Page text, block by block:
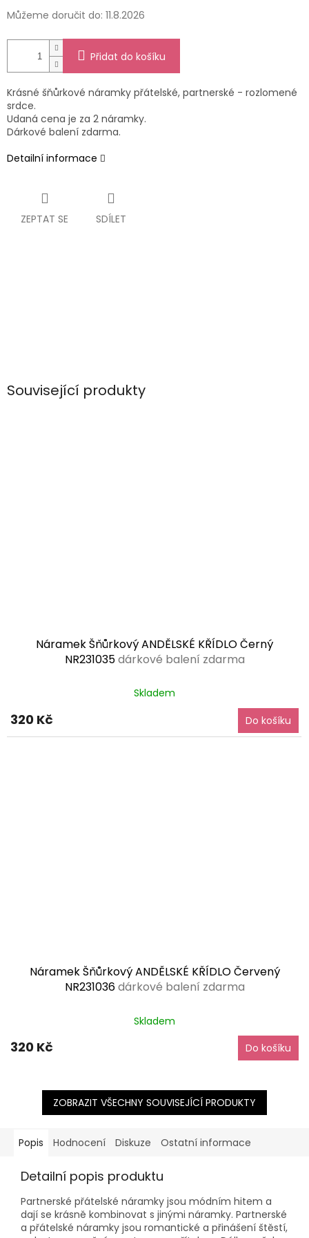
Můžeme doručit do: 11.8.2026
Přidat do košíku
Krásné šňůrkové náramky přátelské, partnerské - rozlomené
srdce.
Udaná cena je za 2 náramky.
Dárkové balení zdarma.
Detailní informace
ZEPTAT SE SDÍLET
Související produkty
Náramek Šňůrkový ANDĚLSKÉ KŘÍDLO Černý
NR231035dárkové balení zdarma
hodnocení
5,0
Skladem
320 Kč Do košíku
Náramek Šňůrkový ANDĚLSKÉ KŘÍDLO Červený
NR231036dárkové balení zdarma
hodnocení
5
hvězdiček.
Skladem
320 Kč Do košíku
ZOBRAZIT VŠECHNY SOUVISEJÍCÍ PRODUKTY
Popis Hodnocení Diskuze Ostatní informace
Detailní popis produktu
Partnerské přátelské náramky jsou módním hitem a
dají se krásně kombinovat s jinými náramky. Partnerské
a přátelské náramky jsou romantické a přinášení štěstí,